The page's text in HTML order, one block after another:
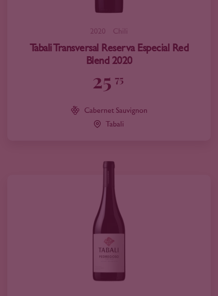
2020 Chili
Tabali Transversal Reserva Especial Red
Blend 2020
25 75
Cabernet Sauvignon
Tabali